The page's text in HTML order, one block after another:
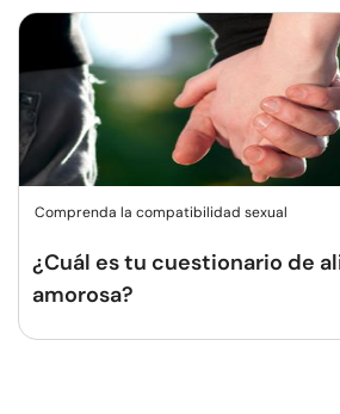
Comprenda la compatibilidad sexual
¿Cuál es tu cuestionario de
amorosa?